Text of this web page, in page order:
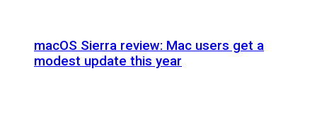
macOS Sierra review: Mac users get a
modest update this year